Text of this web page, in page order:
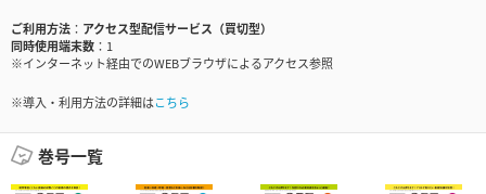
ご利用方法
アクセス型配信サービス（買切型）
同時使用端末数
1
※インターネット経由でのWEBブラウザによるアクセス参照
※導入・利用方法の詳細はこちら
巻号一覧